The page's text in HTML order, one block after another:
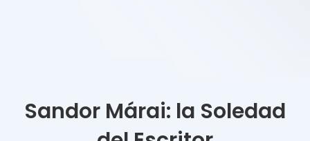
Sandor Márai: la Soledad